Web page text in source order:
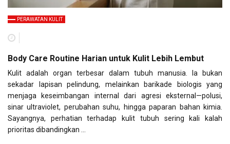
PERAWATAN KULIT
Body Care Routine Harian untuk Kulit Lebih Lembut
Kulit adalah organ terbesar dalam tubuh manusia. Ia bukan
sekadar lapisan pelindung, melainkan barikade biologis yang
menjaga keseimbangan internal dari agresi eksternal—polusi,
sinar ultraviolet, perubahan suhu, hingga paparan bahan kimia.
Sayangnya, perhatian terhadap kulit tubuh sering kali kalah
prioritas dibandingkan …